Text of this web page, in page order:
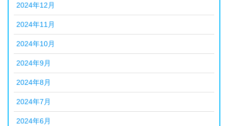
2024年12月
2024年11月
2024年10月
2024年9月
2024年8月
2024年7月
2024年6月